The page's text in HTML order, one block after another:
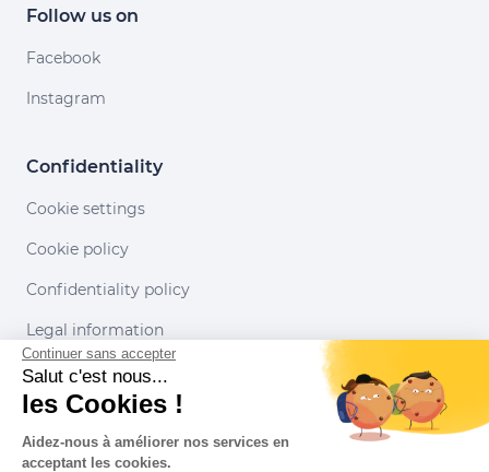
Follow us on
Facebook
Instagram
Confidentiality
Cookie settings
Cookie policy
Confidentiality policy
Legal information
Conditions of use
Our partners
Continuer sans accepter
Salut c'est nous...
les Cookies !
Aidez-nous à améliorer nos services en
acceptant les cookies.